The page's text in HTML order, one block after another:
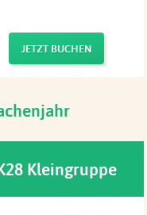
JETZT BUCHEN
Kleingruppe